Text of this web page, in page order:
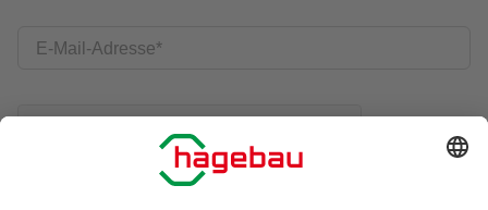
E-Mail-Adresse
Friendly Captcha